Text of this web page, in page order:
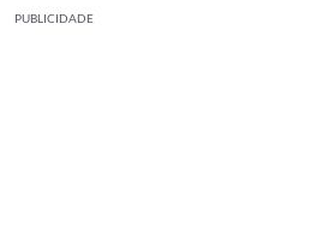
PUBLICIDADE